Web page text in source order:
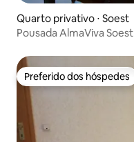
Quarto privativo ⋅ Soest
Pousada AlmaViva Soest
Preferido dos hóspedes
Preferido dos hóspedes